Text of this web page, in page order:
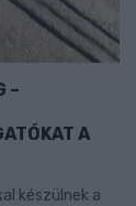
–
A
készülnek a